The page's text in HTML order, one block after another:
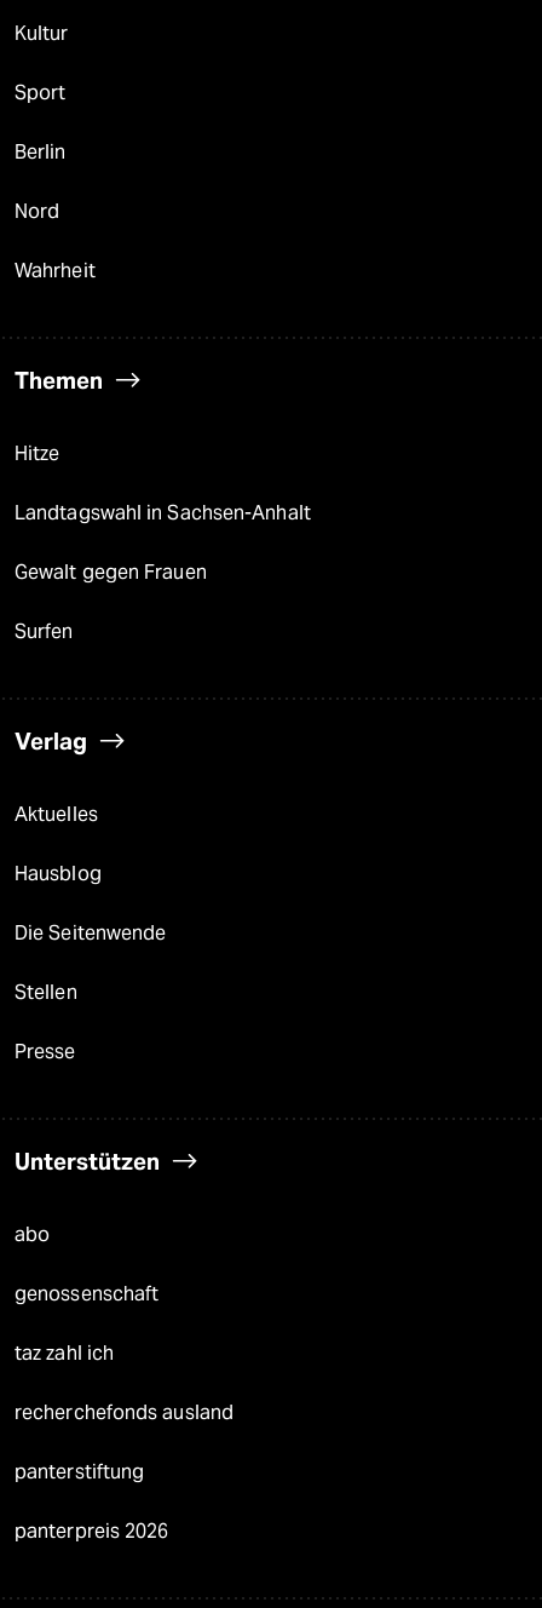
Kultur
Sport
Berlin
Nord
Wahrheit
Themen
Hitze
Landtagswahl in Sachsen-Anhalt
Gewalt gegen Frauen
Surfen
Verlag
Aktuelles
Hausblog
Die Seitenwende
Stellen
Presse
Unterstützen
abo
genossenschaft
taz zahl ich
recherchefonds ausland
panterstiftung
panterpreis 2026